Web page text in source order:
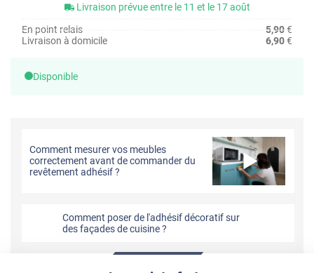
Livraison prévue entre le 11 et le 17 août
En point relais
5,90€
Livraison à domicile
6,90€
Disponible
Comment mesurer vos meubles
correctement avant de commander du
revêtement adhésif ?
Comment poser de l'adhésif décoratif sur
des façades de cuisine ?